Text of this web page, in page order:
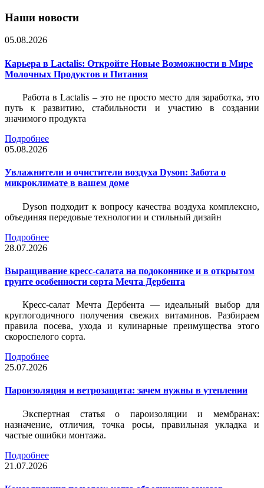
Наши новости
05.08.2026
Карьера в Lactalis: Откройте Новые Возможности в Мире
Молочных Продуктов и Питания
Работа в Lactalis – это не просто место для заработка, это
путь к развитию, стабильности и участию в создании
значимого продукта
Подробнее
05.08.2026
Увлажнители и очистители воздуха Dyson: Забота о
микроклимате в вашем доме
Dyson подходит к вопросу качества воздуха комплексно,
объединяя передовые технологии и стильный дизайн
Подробнее
28.07.2026
Выращивание кресс-салата на подоконнике и в открытом
грунте особенности сорта Мечта Дербента
Кресс-салат Мечта Дербента — идеальный выбор для
круглогодичного получения свежих витаминов. Разбираем
правила посева, ухода и кулинарные преимущества этого
скороспелого сорта.
Подробнее
25.07.2026
Пароизоляция и ветрозащита: зачем нужны в утеплении
Экспертная статья о пароизоляции и мембранах:
назначение, отличия, точка росы, правильная укладка и
частые ошибки монтажа.
Подробнее
21.07.2026